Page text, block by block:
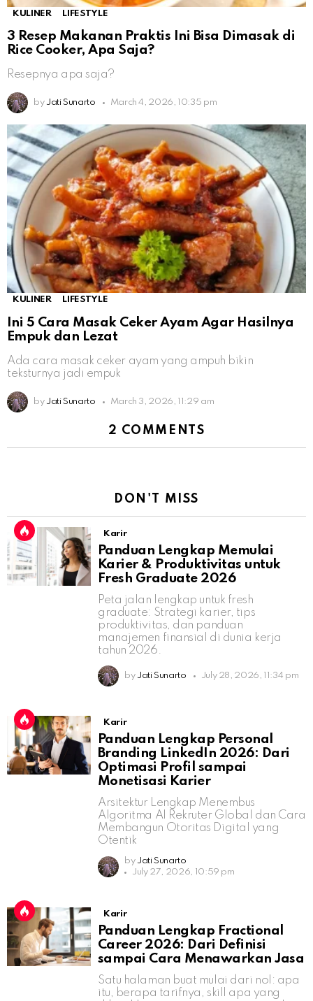
KULINER LIFESTYLE
3 Resep Makanan Praktis Ini Bisa Dimasak di
Rice Cooker, Apa Saja?
Resepnya apa saja?
by Jati Sunarto March 4, 2026, 10:35 pm
KULINER LIFESTYLE
Ini 5 Cara Masak Ceker Ayam Agar Hasilnya
Empuk dan Lezat
Ada cara masak ceker ayam yang ampuh bikin
teksturnya jadi empuk
by Jati Sunarto March 3, 2026, 11:29 am
2 COMMENTS
DON'T MISS
Karir
Panduan Lengkap Memulai
Karier & Produktivitas untuk
Fresh Graduate 2026
Peta jalan lengkap untuk fresh
graduate: Strategi karier, tips
produktivitas, dan panduan
manajemen finansial di dunia kerja
tahun 2026.
by Jati Sunarto July 28, 2026, 11:34 pm
Karir
Panduan Lengkap Personal
Branding LinkedIn 2026: Dari
Optimasi Profil sampai
Monetisasi Karier
Arsitektur Lengkap Menembus
Algoritma AI Rekruter Global dan Cara
Membangun Otoritas Digital yang
Otentik
by Jati Sunarto
July 27, 2026, 10:59 pm
Karir
Panduan Lengkap Fractional
Career 2026: Dari Definisi
sampai Cara Menawarkan Jasa
Satu halaman buat mulai dari nol: apa
itu, berapa tarifnya, skill apa yang